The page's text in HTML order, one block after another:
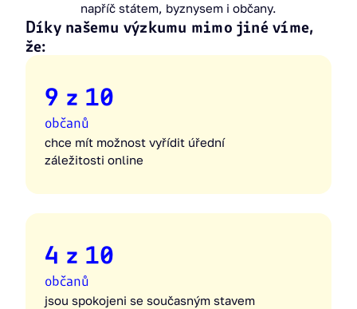
napříč státem, byznysem i občany.
Díky našemu výzkumu mimo jiné víme,
že:
9 z 10
občanů
chce mít možnost vyřídit úřední
záležitosti online
4 z 10
občanů
jsou spokojeni se současným stavem